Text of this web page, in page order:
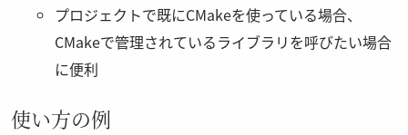
プロジェクトで既にCMakeを使っている場合、
CMakeで管理されているライブラリを呼びたい場合
に便利
使い方の例